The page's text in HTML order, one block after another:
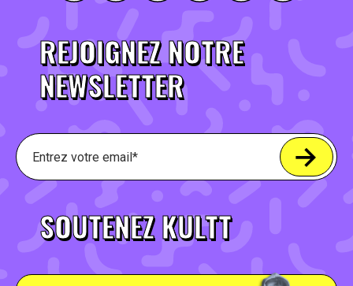
REJOIGNEZ NOTRE
NEWSLETTER
SOUTENEZ KULTT